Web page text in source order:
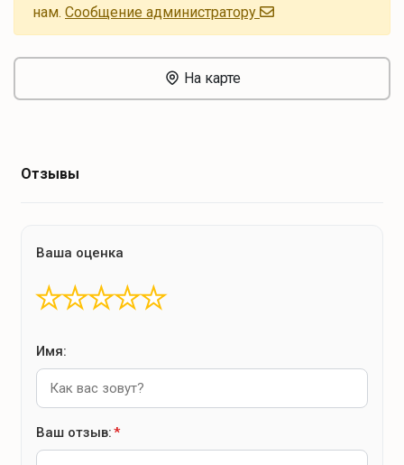
нам. Cообщение администратору
На карте
Отзывы
Ваша оценка
★
★
★
★
★
Имя:
Ваш отзыв:*